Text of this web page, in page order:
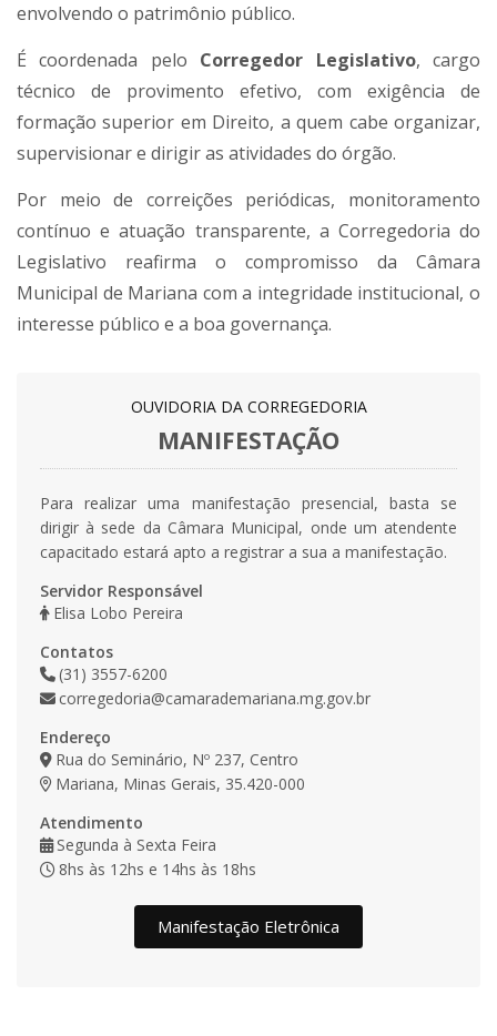
envolvendo o patrimônio público.
É coordenada pelo Corregedor Legislativo, cargo
técnico de provimento efetivo, com exigência de
formação superior em Direito, a quem cabe organizar,
supervisionar e dirigir as atividades do órgão.
Por meio de correições periódicas, monitoramento
contínuo e atuação transparente, a Corregedoria do
Legislativo reafirma o compromisso da Câmara
Municipal de Mariana com a integridade institucional, o
interesse público e a boa governança.
OUVIDORIA DA CORREGEDORIA
MANIFESTAÇÃO
Para realizar uma manifestação presencial, basta se
dirigir à sede da Câmara Municipal, onde um atendente
capacitado estará apto a registrar a sua a manifestação.
Servidor Responsável
Elisa Lobo Pereira
Contatos
(31) 3557-6200
corregedoria@camarademariana.mg.gov.br
Endereço
Rua do Seminário, Nº 237, Centro
Mariana, Minas Gerais, 35.420-000
Atendimento
Segunda à Sexta Feira
8hs às 12hs e 14hs às 18hs
Manifestação Eletrônica